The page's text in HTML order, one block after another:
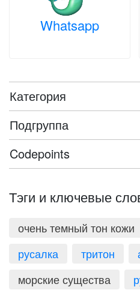
Whatsapp
Категория
Подгруппа
Codepoints
Тэги и ключевые
очень темный тон кожи
русалка
тритон
морские существа